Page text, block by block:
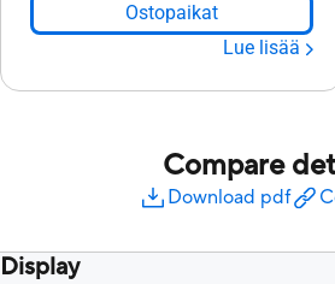
Ostopaikat
Lue lisää
Compare
Download pdf
Display